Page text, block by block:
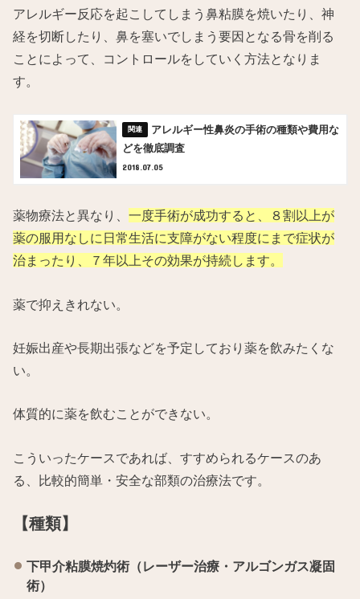
アレルギー反応を起こしてしまう鼻粘膜を焼いたり、神
経を切断したり、鼻を塞いでしまう要因となる骨を削る
ことによって、コントロールをしていく方法となりま
す。
アレルギー性鼻炎の手術の種類や費用な
どを徹底調査
2018.07.05
薬物療法と異なり、一度手術が成功すると、８割以上が
薬の服用なしに日常生活に支障がない程度にまで症状が
治まったり、７年以上その効果が持続します。
薬で抑えきれない。
妊娠出産や長期出張などを予定しており薬を飲みたくな
い。
体質的に薬を飲むことができない。
こういったケースであれば、すすめられるケースのあ
る、比較的簡単・安全な部類の治療法です。
【種類】
下甲介粘膜焼灼術（レーザー治療・アルゴンガス凝固
術）